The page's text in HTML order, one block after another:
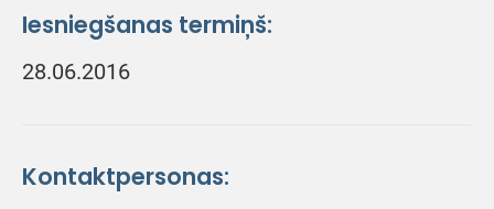
Iesniegšanas termiņš:
28.06.2016
Kontaktpersonas: